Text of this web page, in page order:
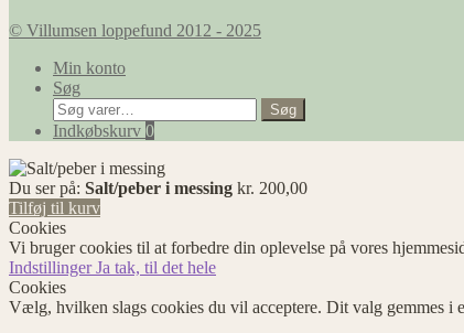
© Villumsen loppefund 2012 - 2025
Min konto
Søg
Søg
efter:
Søg
Indkøbskurv 0
Du ser på: Salt/peber i messing kr. 200,00
Tilføj til kurv
Cookies
Vi bruger cookies til at forbedre din oplevelse på vores
IndstillingerJa tak, til det hele
Cookies
Vælg, hvilken slags cookies du vil acceptere. Dit valg gemmes i